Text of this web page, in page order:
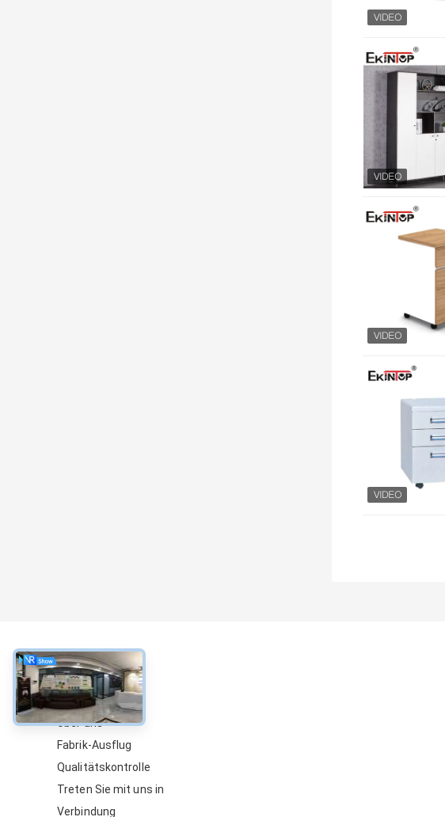
über
Über uns
Fabrik-Ausflug
Qualitätskontrolle
Treten Sie mit uns in
Verbindung